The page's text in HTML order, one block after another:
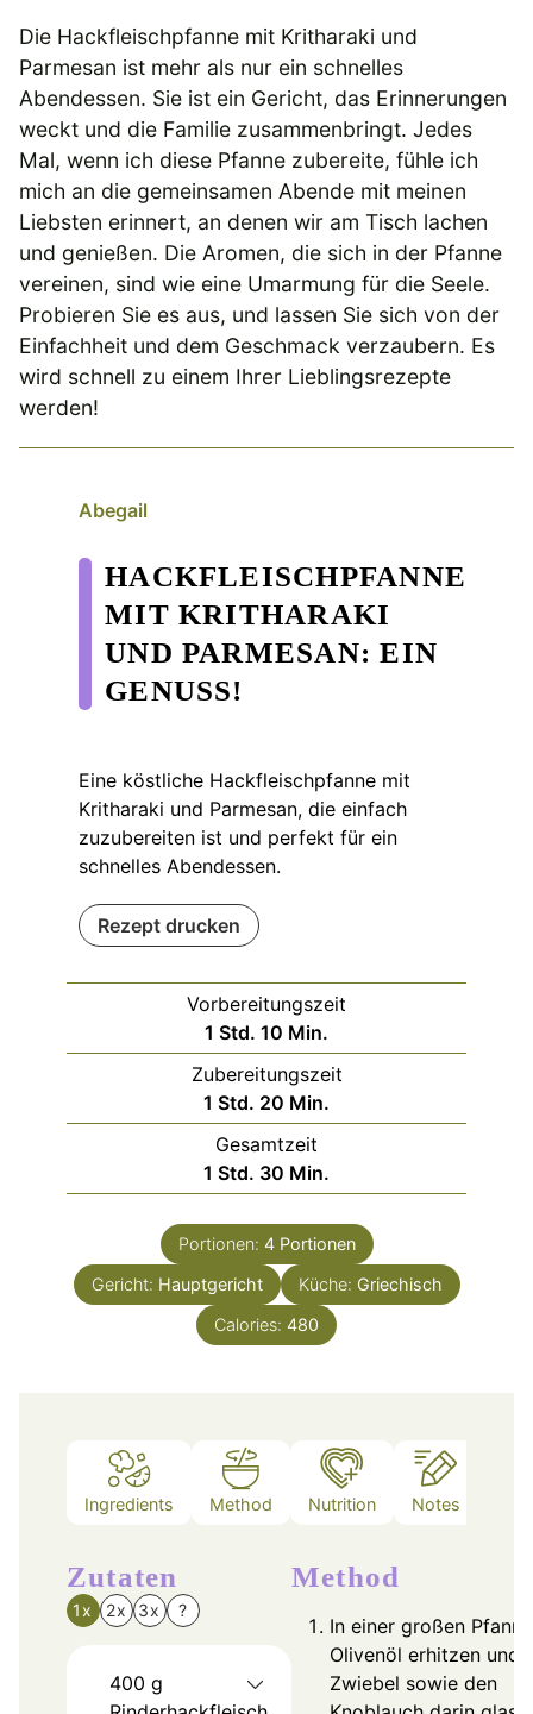
Die Hackfleischpfanne mit Kritharaki und
Parmesan ist mehr als nur ein schnelles
Abendessen. Sie ist ein Gericht, das Erinnerungen
weckt und die Familie zusammenbringt. Jedes
Mal, wenn ich diese Pfanne zubereite, fühle ich
mich an die gemeinsamen Abende mit meinen
Liebsten erinnert, an denen wir am Tisch lachen
und genießen. Die Aromen, die sich in der Pfanne
vereinen, sind wie eine Umarmung für die Seele.
Probieren Sie es aus, und lassen Sie sich von der
Einfachheit und dem Geschmack verzaubern. Es
wird schnell zu einem Ihrer Lieblingsrezepte
werden!
Abegail
HACKFLEISCHPFANNE
MIT KRITHARAKI
UND PARMESAN: EIN
GENUSS!
Eine köstliche Hackfleischpfanne mit
Kritharaki und Parmesan, die einfach
zuzubereiten ist und perfekt für ein
schnelles Abendessen.
Rezept drucken
Vorbereitungszeit
1 Stunde
Std. 10 Minuten
Min.
Zubereitungszeit
1 Stunde
Std. 20 Minuten
Min.
Gesamtzeit
1 Stunde
Std. 30 Minuten
Min.
Portionen: 4 Portionen
Gericht: Hauptgericht Küche: Griechisch
Calories: 480
Ingredients Method Nutrition Notes
Zutaten
1x 2x 3x ?
400 g
Method
In einer großen
Olivenöl erhitzen und
Zwiebel sowie den